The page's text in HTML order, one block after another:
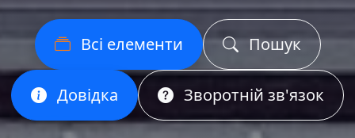
Всі елементи Пошук
Довідка Зворотній зв'язок